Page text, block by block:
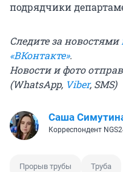
подрядчики
Следите за новостями
«ВКонтакте».
Новости и фото
(WhatsApp, Viber, SMS)
Саша
Корреспондент
Прорыв трубы Труба